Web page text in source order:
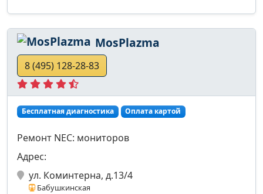
MosPlazma
8 (495) 128-28-83
Бесплатная диагностика Оплата картой
Ремонт NEC: мониторов
Адрес:
ул. Коминтерна, д.13/4
Бабушкинская